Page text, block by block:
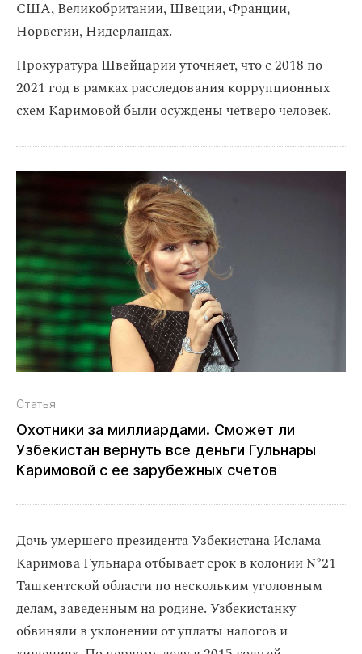
США, Великобритании, Швеции, Франции,
Норвегии, Нидерландах.
Прокуратура Швейцарии уточняет, что с 2018 по
2021 год в рамках расследования коррупционных
схем Каримовой были осуждены четверо человек.
Статья
Охотники за миллиардами. Сможет ли
Узбекистан вернуть все деньги Гульнары
Каримовой с ее зарубежных счетов
Дочь умершего президента Узбекистана Ислама
Каримова Гульнара отбывает срок в колонии №21
Ташкентской области по нескольким уголовным
делам, заведенным на родине. Узбекистанку
обвиняли в уклонении от уплаты налогов и